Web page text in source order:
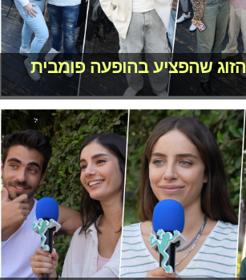
הזוג שהפציע בהופעה פומבית